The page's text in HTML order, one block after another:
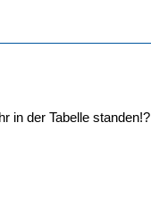
in der Tabelle standen!?